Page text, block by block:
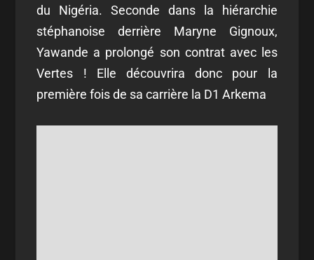
du Nigéria. Seconde dans la hiérarchie
stéphanoise derrière Maryne Gignoux,
Yawande a prolongé son contrat avec les
Vertes ! Elle découvrira donc pour la
première fois de sa carrière la D1 Arkema